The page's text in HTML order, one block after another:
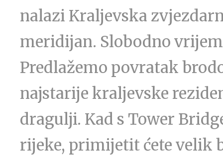
nalazi Kraljevska
meridijan. Slobodno
Predlažemo povratak
najstarije kraljevske
dragulji. Kad s Tower
rijeke, primijetit ćete velik